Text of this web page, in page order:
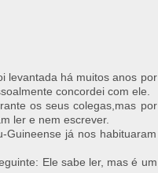
levantada há muitos anos por
concordei com ele.
os seus colegas,mas por
ler e nem escrever.
Guineense já nos habituaram
Ele sabe ler, mas é um